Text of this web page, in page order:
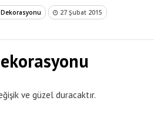
27 Şubat 2015
ve güzel duracaktır.